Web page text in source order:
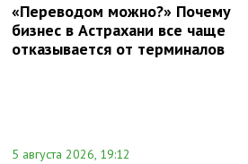
«Переводом можно?» Почему
бизнес в Астрахани все чаще
отказывается от терминалов
5 августа 2026, 19:12